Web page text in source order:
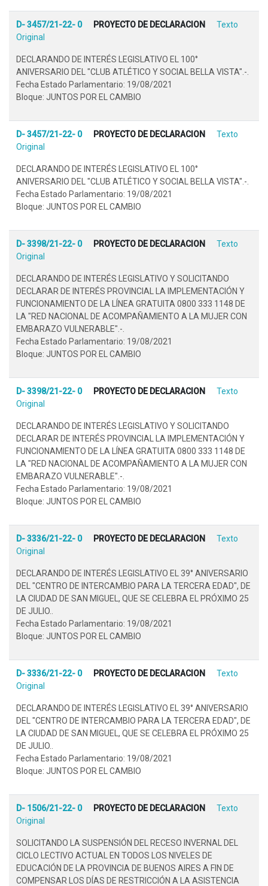
D- 3457/21-22- 0 PROYECTO DE DECLARACION
Texto
Original
DECLARANDO DE INTERÉS LEGISLATIVO EL 100°
ANIVERSARIO DEL "CLUB ATLÉTICO Y SOCIAL BELLA VISTA".-.
Fecha Estado Parlamentario: 19/08/2021
Bloque: JUNTOS POR EL CAMBIO
D- 3457/21-22- 0 PROYECTO DE DECLARACION
Texto
Original
DECLARANDO DE INTERÉS LEGISLATIVO EL 100°
ANIVERSARIO DEL "CLUB ATLÉTICO Y SOCIAL BELLA VISTA".-.
Fecha Estado Parlamentario: 19/08/2021
Bloque: JUNTOS POR EL CAMBIO
D- 3398/21-22- 0 PROYECTO DE DECLARACION
Texto
Original
DECLARANDO DE INTERÉS LEGISLATIVO Y SOLICITANDO
DECLARAR DE INTERÉS PROVINCIAL LA IMPLEMENTACIÓN Y
FUNCIONAMIENTO DE LA LÍNEA GRATUITA 0800 333 1148 DE
LA "RED NACIONAL DE ACOMPAÑAMIENTO A LA MUJER CON
EMBARAZO VULNERABLE".-.
Fecha Estado Parlamentario: 19/08/2021
Bloque: JUNTOS POR EL CAMBIO
D- 3398/21-22- 0 PROYECTO DE DECLARACION
Texto
Original
DECLARANDO DE INTERÉS LEGISLATIVO Y SOLICITANDO
DECLARAR DE INTERÉS PROVINCIAL LA IMPLEMENTACIÓN Y
FUNCIONAMIENTO DE LA LÍNEA GRATUITA 0800 333 1148 DE
LA "RED NACIONAL DE ACOMPAÑAMIENTO A LA MUJER CON
EMBARAZO VULNERABLE".-.
Fecha Estado Parlamentario: 19/08/2021
Bloque: JUNTOS POR EL CAMBIO
D- 3336/21-22- 0 PROYECTO DE DECLARACION
Texto
Original
DECLARANDO DE INTERÉS LEGISLATIVO EL 39° ANIVERSARIO
DEL "CENTRO DE INTERCAMBIO PARA LA TERCERA EDAD", DE
LA CIUDAD DE SAN MIGUEL, QUE SE CELEBRA EL PRÓXIMO 25
DE JULIO..
Fecha Estado Parlamentario: 19/08/2021
Bloque: JUNTOS POR EL CAMBIO
D- 3336/21-22- 0 PROYECTO DE DECLARACION
Texto
Original
DECLARANDO DE INTERÉS LEGISLATIVO EL 39° ANIVERSARIO
DEL "CENTRO DE INTERCAMBIO PARA LA TERCERA EDAD", DE
LA CIUDAD DE SAN MIGUEL, QUE SE CELEBRA EL PRÓXIMO 25
DE JULIO..
Fecha Estado Parlamentario: 19/08/2021
Bloque: JUNTOS POR EL CAMBIO
D- 1506/21-22- 0 PROYECTO DE DECLARACION
Texto
Original
SOLICITANDO LA SUSPENSIÓN DEL RECESO INVERNAL DEL
CICLO LECTIVO ACTUAL EN TODOS LOS NIVELES DE
EDUCACIÓN DE LA PROVINCIA DE BUENOS AIRES A FIN DE
COMPENSAR LOS DÍAS DE RESTRICCIÓN A LA ASISTENCIA